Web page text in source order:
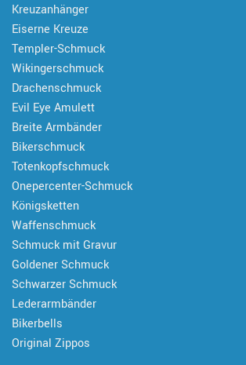
Kreuzanhänger
Eiserne Kreuze
Templer-Schmuck
Wikingerschmuck
Drachenschmuck
Evil Eye Amulett
Breite Armbänder
Bikerschmuck
Totenkopfschmuck
Onepercenter-Schmuck
Königsketten
Waffenschmuck
Schmuck mit Gravur
Goldener Schmuck
Schwarzer Schmuck
Lederarmbänder
Bikerbells
Original Zippos